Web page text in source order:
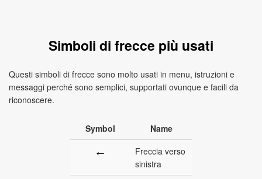
Simboli di frecce più usati
Questi simboli di frecce sono molto usati in menu, istruzioni e
messaggi perché sono semplici, supportati ovunque e facili da
riconoscere.
Symbol Name
←
Freccia verso
sinistra